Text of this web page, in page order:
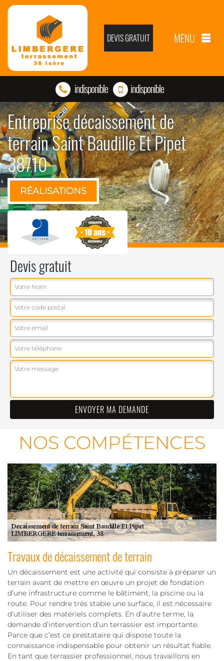
DEVIS GRATUIT MENU
indisponible indisponible
Entreprise décaissement de
terrain Saint Baudille Et Pipet
38710
RÉALISATIONS
Devis gratuit
NOS COMPÉTENCES
Travaux de décaissement de terrain
Un décaissement est une activité qui consiste à préparer un
terrain avant de mettre en œuvre un projet de fondation
d’une infrastructure comme le bâtiment, la piscine ou la
route. Pour rendre très stable une surface, il est nécessaire
d’utiliser des matériels complets. En d’autre terme, la
demande d’intervention d’un terrassier est importante.
Parce que c’est ce prestataire qui dispose toute la
connaissance indispensable pour obtenir un résultat fiable.
En tant que terrassier professionnel, nous travaillons en